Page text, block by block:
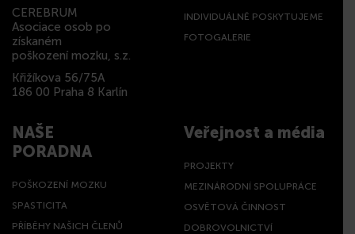
CEREBRUM
Asociace osob po
získaném
poškození mozku, s.z.
Křižíkova 56/75A
186 00 Praha 8 Karlín
INDIVIDUÁLNĚ POSKYTUJEME
FOTOGALERIE
NAŠE
PORADNA
POŠKOZENÍ MOZKU
SPASTICITA
PŘÍBĚHY NAŠICH ČLENŮ
Veřejnost a média
PROJEKTY
MEZINÁRODNÍ SPOLUPRÁCE
OSVĚTOVÁ ČINNOST
DOBROVOLNICTVÍ